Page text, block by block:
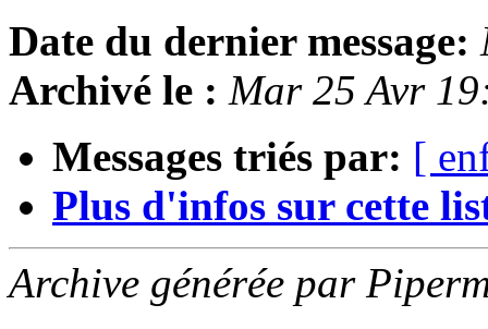
Date du dernier message:
Archivé le : Mar 25 Avr
Messages triés par: [
Plus d'infos sur cette
Archive générée par